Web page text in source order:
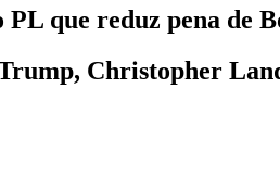
que reduz pena de
Christopher